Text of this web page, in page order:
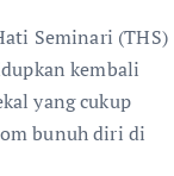
Seminari (THS)
kembali
yang cukup
bunuh diri di